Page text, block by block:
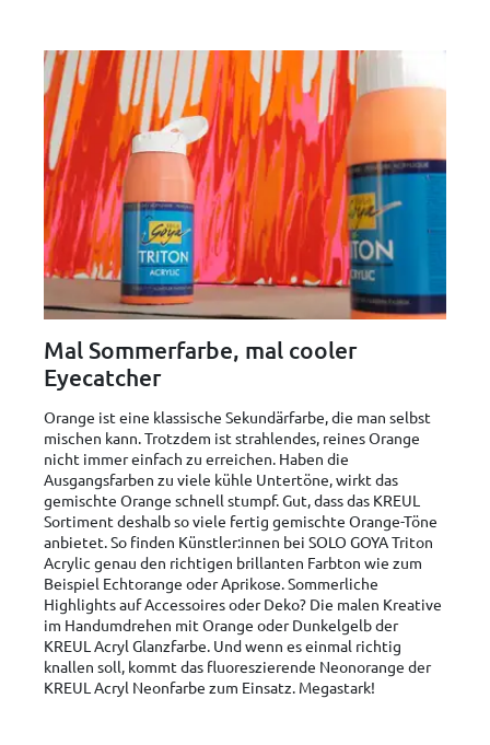
Mal Sommerfarbe, mal cooler
Eyecatcher
Orange ist eine klassische Sekundärfarbe, die man selbst
mischen kann. Trotzdem ist strahlendes, reines Orange
nicht immer einfach zu erreichen. Haben die
Ausgangsfarben zu viele kühle Untertöne, wirkt das
gemischte Orange schnell stumpf. Gut, dass das KREUL
Sortiment deshalb so viele fertig gemischte Orange-Töne
anbietet. So finden Künstler:innen bei SOLO GOYA Triton
Acrylic genau den richtigen brillanten Farbton wie zum
Beispiel Echtorange oder Aprikose. Sommerliche
Highlights auf Accessoires oder Deko? Die malen Kreative
im Handumdrehen mit Orange oder Dunkelgelb der
KREUL Acryl Glanzfarbe. Und wenn es einmal richtig
knallen soll, kommt das fluoreszierende Neonorange der
KREUL Acryl Neonfarbe zum Einsatz. Megastark!